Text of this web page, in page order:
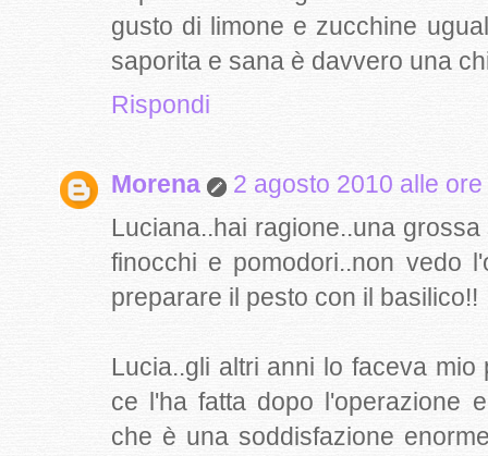
gusto di limone e zucchine
saporita e sana è davvero una
Rispondi
Morena
2 agosto 2010 alle
Luciana..hai ragione..una
finocchi e pomodori..non vedo
preparare il pesto con il basilico!!
Lucia..gli altri anni lo faceva
ce l'ha fatta dopo l'operazione
che è una soddisfazione